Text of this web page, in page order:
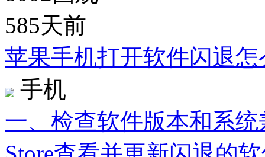
585天前
苹果手机打开软件闪退怎
手机
一、检查软件版本和系